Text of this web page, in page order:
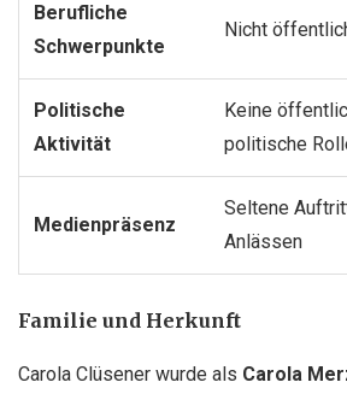
Berufliche
Schwerpunkte
Nicht
Politische
Aktivität
Keine
politische
Medienpräsenz
Seltene
Anlässen
Familie und Herkunft
Carola Clüsener wurde als Carola